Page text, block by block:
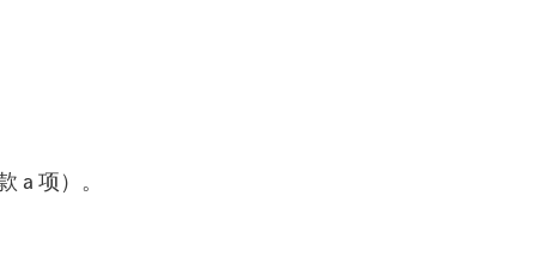
a 项）。